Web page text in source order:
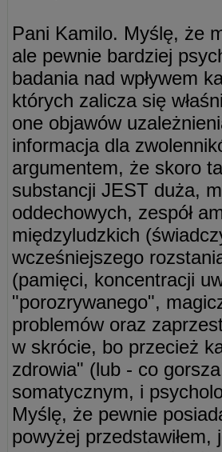
Pani Kamilo. Myślę, że
ale pewnie bardziej
badania nad wpływem
których zalicza się
one objawów
informacja dla
argumentem, że skoro
substancji JEST duża,
oddechowych, zespół
międzyludzkich
wcześniejszego
(pamięci, koncentracji
"porozrywanego",
problemów oraz
w skrócie, bo przecież
zdrowia" (lub - co
somatycznym, i
Myślę, że pewnie
powyżej